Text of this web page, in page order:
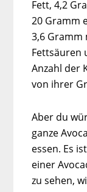
Fett, 4,2
20 Gramm
3,6
Fettsäuren
Anzahl der
von ihrer
Aber du
ganze
essen. Es
einer
zu sehen,